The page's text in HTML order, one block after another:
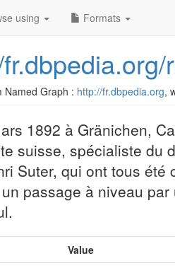
using Formats
Named Graph : http://fr.dbpedia.org,
1892 à Gränichen,
suisse, spécialiste du
Suter, qui ont tous
passage à niveau
Value